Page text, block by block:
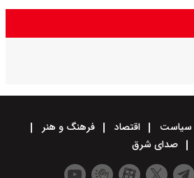
سیاست اقتصاد
فرهنگ و هنر
صدای شرق